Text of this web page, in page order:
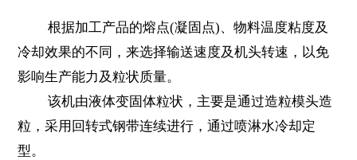
根据加工产品的熔点(凝固点)、物料温度粘度及
冷却效果的不同，来选择输送速度及机头转速，以免
影响生产能力及粒状质量。
该机由液体变固体粒状，主要是通过造粒模头造
粒，采用回转式钢带连续进行，通过喷淋水冷却定
型。